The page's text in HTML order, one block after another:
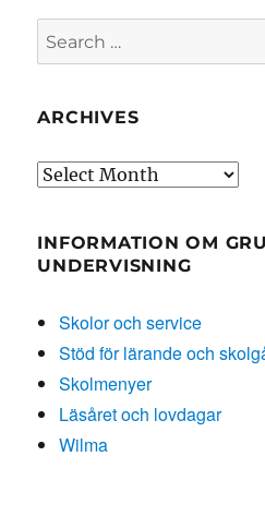
Search
for:
ARCHIVES
Archives
INFORMATION OM
UNDERVISNING
Skolor och service
Stöd för lärande och
Skolmenyer
Läsåret och lovdagar
Wilma